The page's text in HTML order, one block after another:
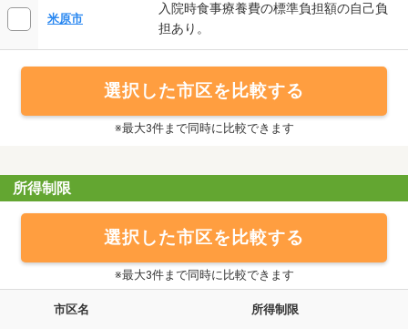
米原市
入院時食事療養費の標準負担額の自己負
担あり。
選択した市区を比較する
※最大3件まで同時に比較できます
所得制限
選択した市区を比較する
※最大3件まで同時に比較できます
市区名 所得制限